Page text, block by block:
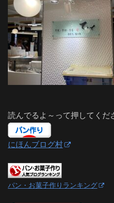
読んでるよ～って押してくだ
にほんブログ村
パン・お菓子作りランキング